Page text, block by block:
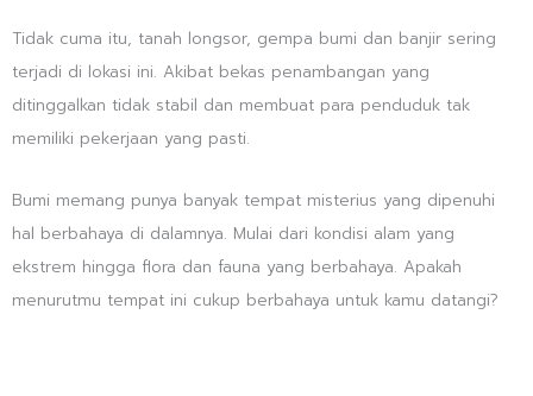
Tidak cuma itu, tanah longsor, gempa bumi dan banjir sering
terjadi di lokasi ini. Akibat bekas penambangan yang
ditinggalkan tidak stabil dan membuat para penduduk tak
memiliki pekerjaan yang pasti.
Bumi memang punya banyak tempat misterius yang dipenuhi
hal berbahaya di dalamnya. Mulai dari kondisi alam yang
ekstrem hingga flora dan fauna yang berbahaya. Apakah
menurutmu tempat ini cukup berbahaya untuk kamu datangi?